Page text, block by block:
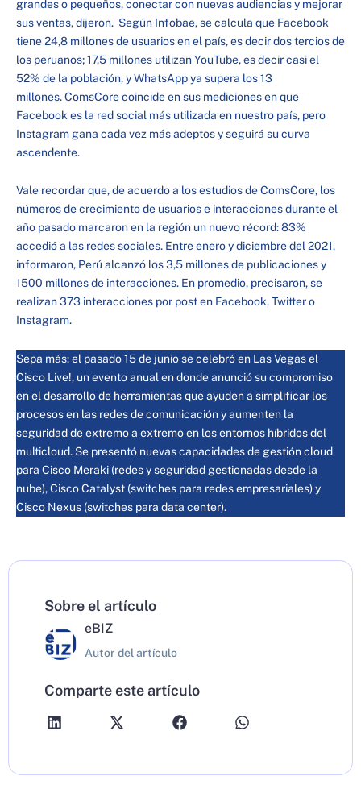
grandes o pequeños, conectar con nuevas audiencias y mejorar
sus ventas, dijeron. Según Infobae, se calcula que Facebook
tiene 24,8 millones de usuarios en el país, es decir dos tercios de
los peruanos; 17,5 millones utilizan YouTube, es decir casi el
52% de la población, y WhatsApp ya supera los 13
millones. ComsCore coincide en sus mediciones en que
Facebook es la red social más utilizada en nuestro país, pero
Instagram gana cada vez más adeptos y seguirá su curva
ascendente.
Vale recordar que, de acuerdo a los estudios de ComsCore, los
números de crecimiento de usuarios e interacciones durante el
año pasado marcaron en la región un nuevo récord: 83%
accedió a las redes sociales. Entre enero y diciembre del 2021,
informaron, Perú alcanzó los 3,5 millones de publicaciones y
1500 millones de interacciones. En promedio, precisaron, se
realizan 373 interacciones por post en Facebook, Twitter o
Instagram.
Sepa más: el pasado 15 de junio se celebró en Las Vegas el
Cisco Live!, un evento anual en donde anunció su compromiso
en el desarrollo de herramientas que ayuden a simplificar los
procesos en las redes de comunicación y aumenten la
seguridad de extremo a extremo en los entornos híbridos del
multicloud. Se presentó nuevas capacidades de gestión cloud
para Cisco Meraki (redes y seguridad gestionadas desde la
nube), Cisco Catalyst (switches para redes empresariales) y
Cisco Nexus (switches para data center).
Sobre el artículo
eBIZ
Autor del artículo
Comparte este artículo